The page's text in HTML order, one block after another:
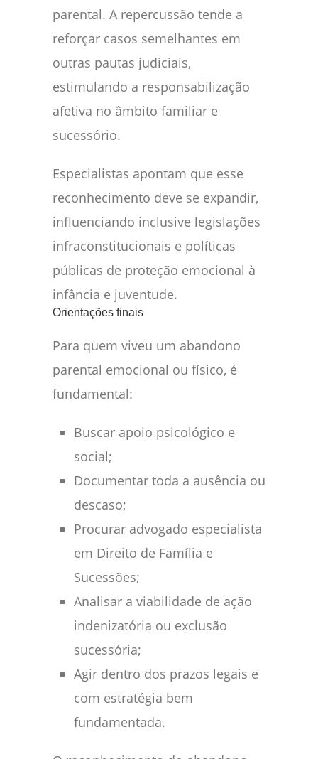
parental. A repercussão tende a
reforçar casos semelhantes em
outras pautas judiciais,
estimulando a responsabilização
afetiva no âmbito familiar e
sucessório.
Especialistas apontam que esse
reconhecimento deve se expandir,
influenciando inclusive legislações
infraconstitucionais e políticas
públicas de proteção emocional à
infância e juventude.
Orientações finais
Para quem viveu um abandono
parental emocional ou físico, é
fundamental:
Buscar apoio psicológico e
social;
Documentar toda a ausência ou
descaso;
Procurar advogado especialista
em Direito de Família e
Sucessões;
Analisar a viabilidade de ação
indenizatória ou exclusão
sucessória;
Agir dentro dos prazos legais e
com estratégia bem
fundamentada.